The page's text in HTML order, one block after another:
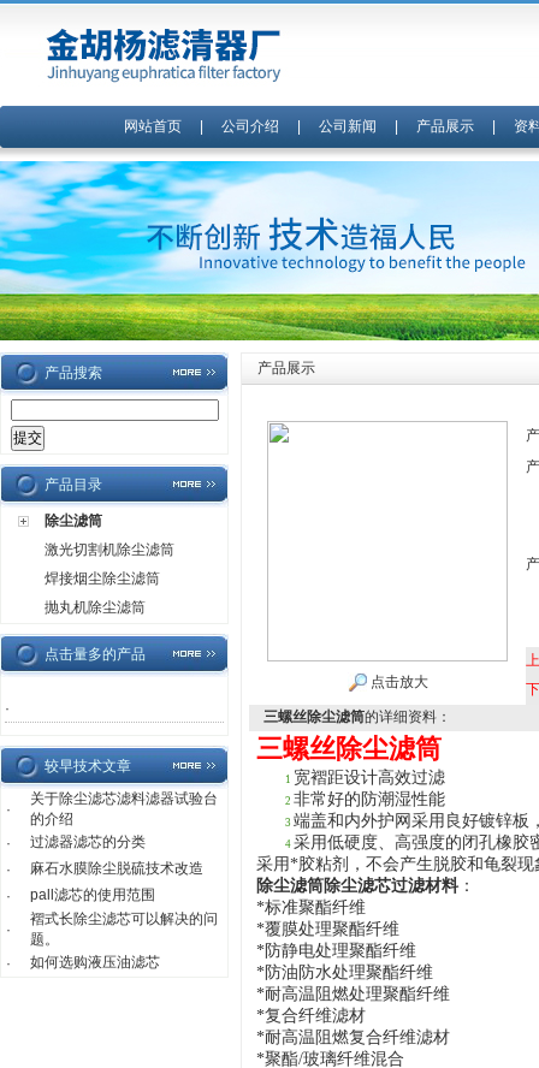
网站首页| 公司介绍 公司新闻 产品展示| 资
产品搜索
产品目录
除尘滤筒
激光切割机除尘滤筒
焊接烟尘除尘滤筒
抛丸机除尘滤筒
点击量多的产品
·
较早技术文章
·
关于除尘滤芯滤料滤器试验台
的介绍
·
过滤器滤芯的分类
·
麻石水膜除尘脱硫技术改造
·
pall滤芯的使用范围
·
褶式长除尘滤芯可以解决的问
题。
·
如何选购液压油滤芯
产品展示
点击放大
三螺丝除尘滤筒的详细资料：
三螺丝除尘滤筒
1 宽褶距设计高效过滤
2 非常好的防潮湿性能
3 端盖和内外护网采用良好镀锌板
4 采用低硬度、高强度的闭孔橡胶
采用*胶粘剂，不会产生脱胶和龟裂
除尘滤筒除尘滤芯过滤材料 ：
*标准聚酯纤维
*覆膜处理聚酯纤维
*防静电处理聚酯纤维
*防油防水处理聚酯纤维
*耐高温 阻燃处理聚酯纤维
*复合纤维滤材
*耐高温 阻燃复合纤维滤材
*聚酯/玻璃纤维混合